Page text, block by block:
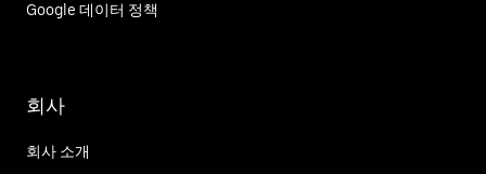
Google 데이터 정책
회사
회사 소개